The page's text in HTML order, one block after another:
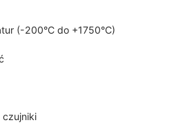
(-200°C do +1750°C)
czujniki